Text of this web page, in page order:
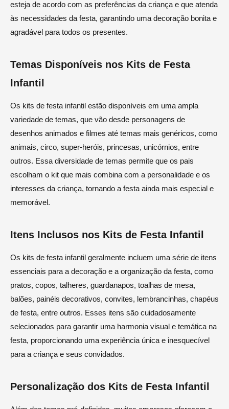
esteja de acordo com as preferências da criança e que atenda
às necessidades da festa, garantindo uma decoração bonita e
agradável para todos os presentes.
Temas Disponíveis nos Kits de Festa
Infantil
Os kits de festa infantil estão disponíveis em uma ampla
variedade de temas, que vão desde personagens de
desenhos animados e filmes até temas mais genéricos, como
animais, circo, super-heróis, princesas, unicórnios, entre
outros. Essa diversidade de temas permite que os pais
escolham o kit que mais combina com a personalidade e os
interesses da criança, tornando a festa ainda mais especial e
memorável.
Itens Inclusos nos Kits de Festa Infantil
Os kits de festa infantil geralmente incluem uma série de itens
essenciais para a decoração e a organização da festa, como
pratos, copos, talheres, guardanapos, toalhas de mesa,
balões, painéis decorativos, convites, lembrancinhas, chapéus
de festa, entre outros. Esses itens são cuidadosamente
selecionados para garantir uma harmonia visual e temática na
festa, proporcionando uma experiência única e inesquecível
para a criança e seus convidados.
Personalização dos Kits de Festa Infantil